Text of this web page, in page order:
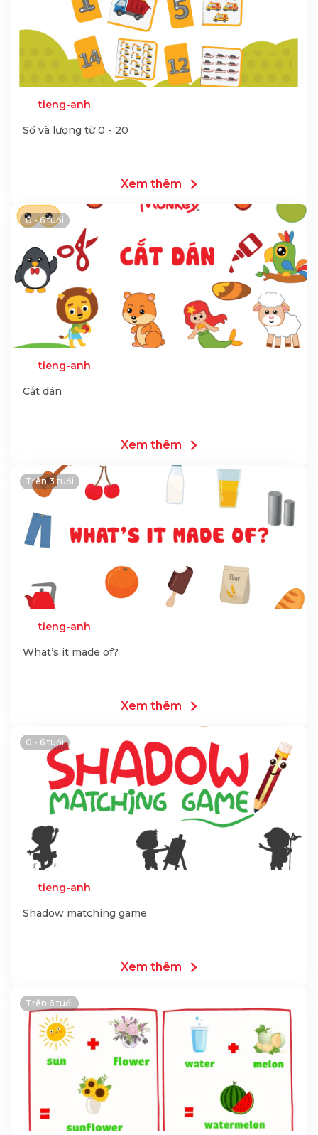
tieng-anh
Số và lượng từ 0 - 20
Xem thêm
0 - 6 tuổi
tieng-anh
Cắt dán
Xem thêm
Trên 3 tuổi
tieng-anh
What’s it made of?
Xem thêm
0 - 6 tuổi
tieng-anh
Shadow matching game
Xem thêm
Trên 6 tuổi